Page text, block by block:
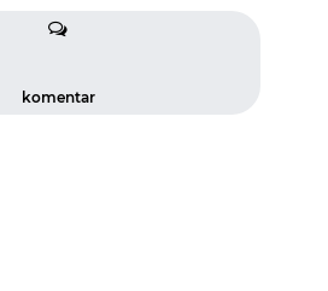
komentar